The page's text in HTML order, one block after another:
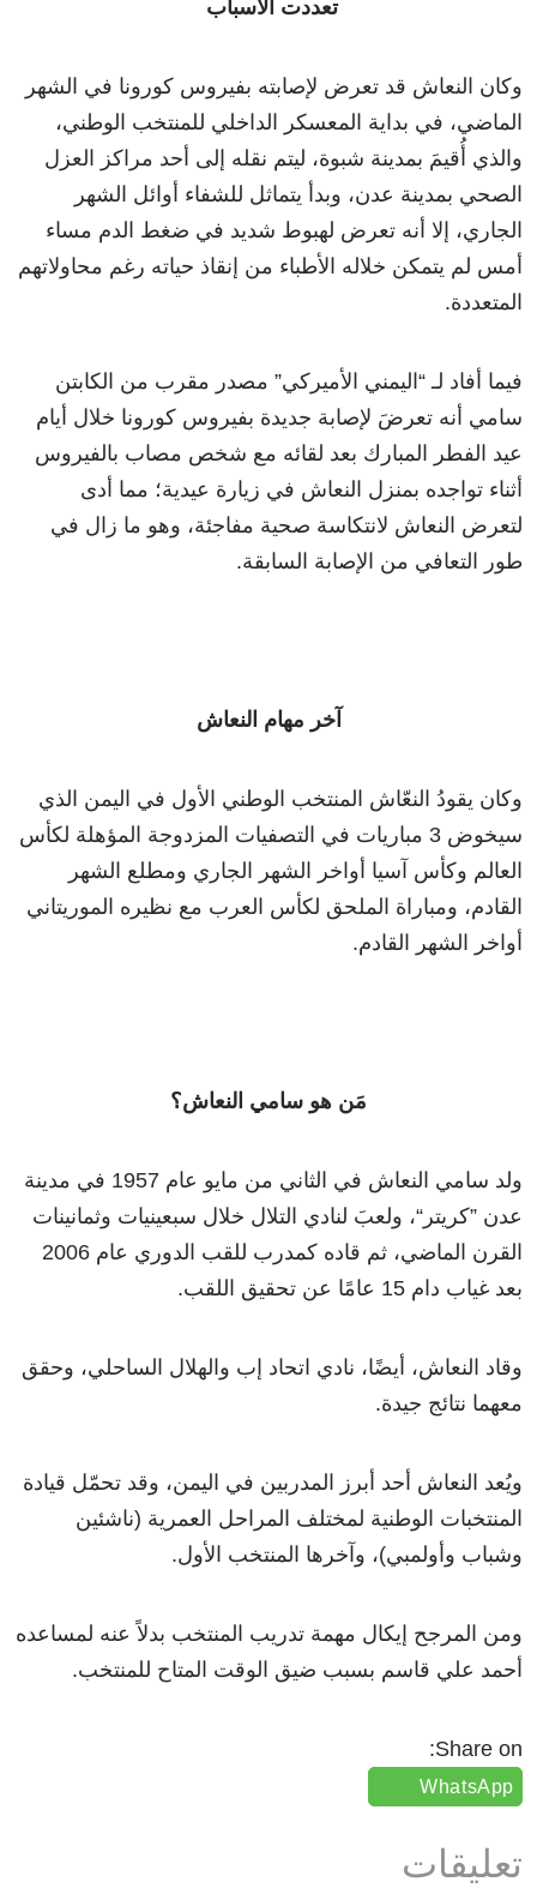
تعددت الأسباب
وكان النعاش قد تعرض لإصابته بفيروس كورونا في الشهر
الماضي، في بداية المعسكر الداخلي للمنتخب الوطني،
والذي أُقيمَ بمدينة شبوة، ليتم نقله إلى أحد مراكز العزل
الصحي بمدينة عدن، وبدأ يتماثل للشفاء أوائل الشهر
الجاري، إلا أنه تعرض لهبوط شديد في ضغط الدم مساء
أمس لم يتمكن خلاله الأطباء من إنقاذ حياته رغم محاولاتهم
المتعددة.
فيما أفاد لـ “اليمني الأميركي” مصدر مقرب من الكابتن
سامي أنه تعرضَ لإصابة جديدة بفيروس كورونا خلال أيام
عيد الفطر المبارك بعد لقائه مع شخص مصاب بالفيروس
أثناء تواجده بمنزل النعاش في زيارة عيدية؛ مما أدى
لتعرض النعاش لانتكاسة صحية مفاجئة، وهو ما زال في
طور التعافي من الإصابة السابقة.
آخر مهام النعاش
وكان يقودُ النعّاش المنتخب الوطني الأول في اليمن الذي
سيخوض 3 مباريات في التصفيات المزدوجة المؤهلة لكأس
العالم وكأس آسيا أواخر الشهر الجاري ومطلع الشهر
القادم، ومباراة الملحق لكأس العرب مع نظيره الموريتاني
أواخر الشهر القادم.
مَن هو سامي النعاش؟
ولد سامي النعاش في الثاني من مايو عام 1957 في مدينة
عدن ”كريتر“، ولعبَ لنادي التلال خلال سبعينيات وثمانينات
القرن الماضي، ثم قاده كمدرب للقب الدوري عام 2006
بعد غياب دام 15 عامًا عن تحقيق اللقب.
وقاد النعاش، أيضًا، نادي اتحاد إب والهلال الساحلي، وحقق
معهما نتائج جيدة.
ويُعد النعاش أحد أبرز المدربين في اليمن، وقد تحمّل قيادة
المنتخبات الوطنية لمختلف المراحل العمرية (ناشئين
وشباب وأولمبي)، وآخرها المنتخب الأول.
ومن المرجح إيكال مهمة تدريب المنتخب بدلاً عنه لمساعده
أحمد علي قاسم بسبب ضيق الوقت المتاح للمنتخب.
Share on:
WhatsApp
تعليقات